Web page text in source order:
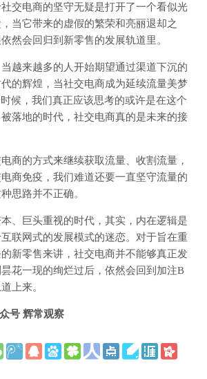
交电商的坚守无疑是打开了一个看似光
当它带来的虚假的繁荣和亮丽退却之
然会回归到新零售的发展轨道里。
越来越多的人开始期望通过渠道下沉的
的辉煌，当社交电商成为延续流量美梦
候，我们真正应该思考的或许是在这个
落地的时代，社交电商真的是未来的接
商的方式来继续获取流量、收割流量，
商免疫，我们难道还要一直坚守流量的
思路并不正确。
、巨头重视的时代，其实，内在逻辑是
联网式的发展模式的迷恋。对于旨在重
新零售来讲，社交电商并不能够真正发
花一现的绚烂过后，依然会回到加注B
上来。
号 辉常观察